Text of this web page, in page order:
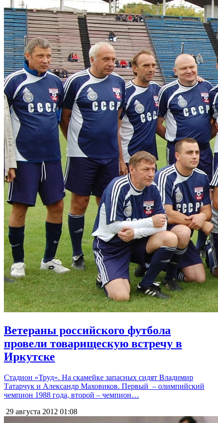
Ветераны российского футбола
провели товарищескую встречу в
Иркутске
Стадион «Труд». На скамейке запасных сидят Владимир
Татарчук и Александр Маховиков. Первый – олимпийский
чемпион 1988 года, второй – чемпион…
29 августа 2012 01:08